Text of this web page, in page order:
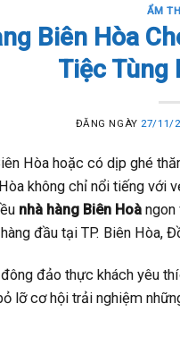
ẨM
Biên Hòa
Tiệc Tùng
ĐĂNG NGÀY 27/11/
Hòa hoặc có dịp ghé
không chỉ nổi tiếng
nhà hàng Biên Hoà ngon
đầu tại TP. Biên Hòa,
đảo thực khách yêu
lỡ cơ hội trải nghiệm